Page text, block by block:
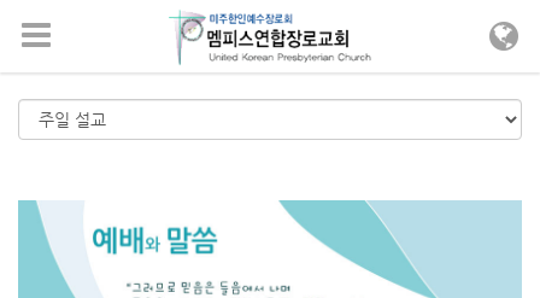
메뉴 건너뛰기